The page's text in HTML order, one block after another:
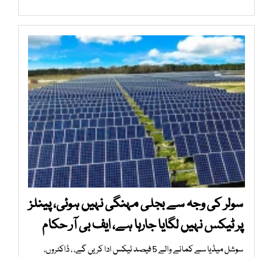
سولر کی وجہ سے بجلی مہنگی نہیں ہوئی، پینلز
پر ٹیکس نہیں لگایا جارہا ہے، ایف بی آر حکام
سوشل میڈیا سے کمانے والے 5 فیصد ٹیکس ادا کریں گے، ، ڈاکٹروں،